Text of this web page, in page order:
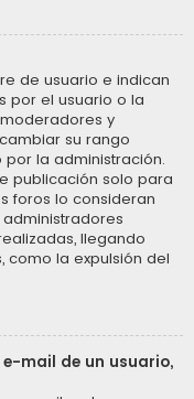
de usuario e indican
por el usuario o la
y
su rango
la administración.
publicación solo para
foros lo consideran
llegando
como la expulsión del
mail de un usuario,